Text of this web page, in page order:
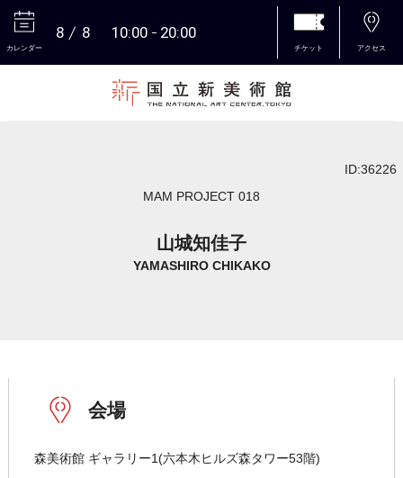
カレンダー
8 8 10:00 20:00
チケット アクセス
ID:36226
MAM PROJECT 018
山城知佳子
YAMASHIRO CHIKAKO
会場
森美術館 ギャラリー1(六本木ヒルズ森タワー53階)